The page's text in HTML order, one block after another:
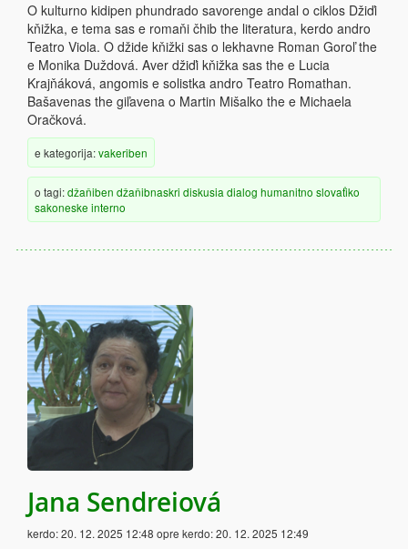
O kulturno kidipen phundrado savorenge andal o ciklos Džiďi
kňižka, e tema sas e romaňi čhib the literatura, kerdo andro
Teatro Viola. O džide kňižki sas o lekhavne Roman Goroľ the
e Monika Duždová. Aver džiďi kňižka sas the e Lucia
Krajňáková, angomis e solistka andro Teatro Romathan.
Bašavenas the giľavena o Martin Mišalko the e Michaela
Oračková.
e kategorija:vakeriben
o tagi:džaňiben džaňibnaskri diskusia dialog humanitno slovaťiko
sakoneske interno
Jana Sendreiová
kerdo:20. 12. 2025 12:48 opre kerdo:20. 12. 2025 12:49